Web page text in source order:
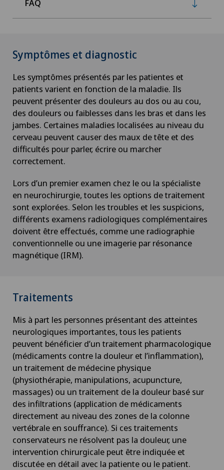
FAQ
Symptômes et diagnostic
Les symptômes présentés par les patientes et
patients varient en fonction de la maladie. Ils
peuvent présenter des douleurs au dos ou au cou,
des douleurs ou faiblesses dans les bras et dans les
jambes. Certaines maladies localisées au niveau du
cerveau peuvent causer des maux de tête et des
difficultés pour parler, écrire ou marcher
correctement.
Lors d’un premier examen chez le ou la spécialiste
en neurochirurgie, toutes les options de traitement
sont explorées. Selon les troubles et les suspicions,
différents examens radiologiques complémentaires
doivent être effectués, comme une radiographie
conventionnelle ou une imagerie par résonance
magnétique (IRM).
Traitements
Mis à part les personnes présentant des atteintes
neurologiques importantes, tous les patients
peuvent bénéficier d’un traitement pharmacologique
(médicaments contre la douleur et l’inflammation),
un traitement de médecine physique
(physiothérapie, manipulations, acupuncture,
massages) ou un traitement de la douleur basé sur
des infiltrations (application de médicaments
directement au niveau des zones de la colonne
vertébrale en souffrance). Si ces traitements
conservateurs ne résolvent pas la douleur, une
intervention chirurgicale peut être indiquée et
discutée en détail avec la patiente ou le patient.